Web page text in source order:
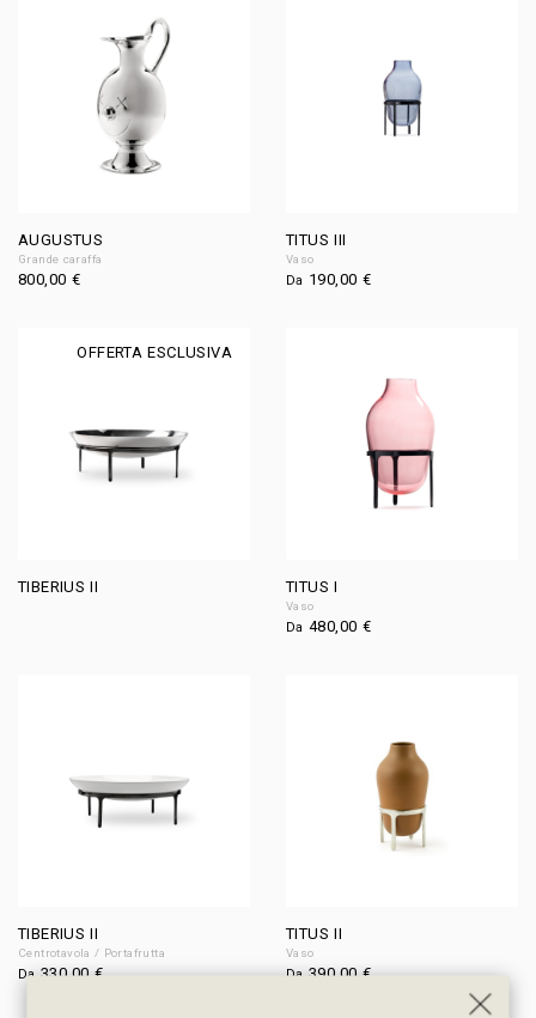
AUGUSTUS
Grande caraffa
800,00 €
TITUS III
Vaso
Da 190,00 €
OFFERTA ESCLUSIVA
TIBERIUS II TITUS I
Vaso
Da480,00 €
TIBERIUS II
Centrotavola / Portafrutta
Da330,00 €
TITUS II
Vaso
Da390,00 €